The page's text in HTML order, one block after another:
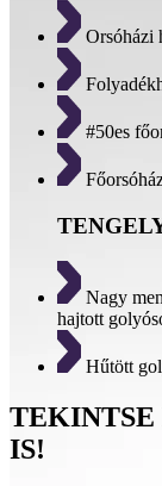
Orsóházi
#50es
Nagy
hajtott
Hűtött
IS!